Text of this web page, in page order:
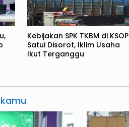
Kebijakan SPK TKBM di KSOP
Satui Disorot, Iklim Usaha
Ikut Terganggu